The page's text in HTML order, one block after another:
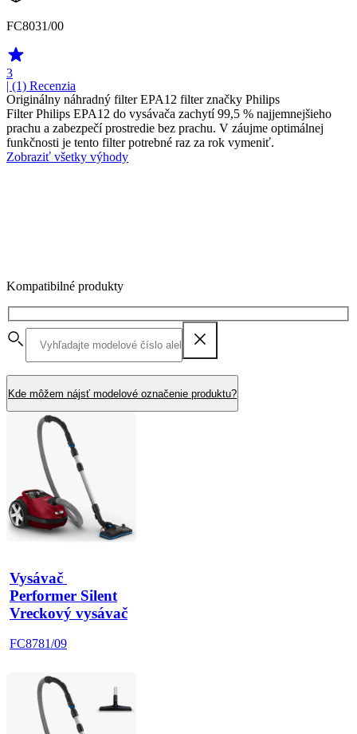
FC8031/00
3
| (1) Recenzia
Originálny náhradný filter EPA12 filter značky Philips
Filter Philips EPA12 do vysávača zachytí 99,5 % najjemnejšieho
prachu a zabezpečí prostredie bez prachu. V záujme optimálnej
funkčnosti je tento filter potrebné raz za rok vymeniť.
Zobraziť všetky výhody
Kompatibilné produkty
Kde môžem nájsť modelové označenie produktu?
Vysávač
Performer Silent
Vreckový vysávač
FC8781/09